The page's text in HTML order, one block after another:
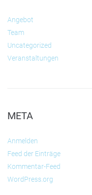
Angebot
Team
Uncategorized
Veranstaltungen
META
Anmelden
Feed der Einträge
Kommentar-Feed
WordPress.org